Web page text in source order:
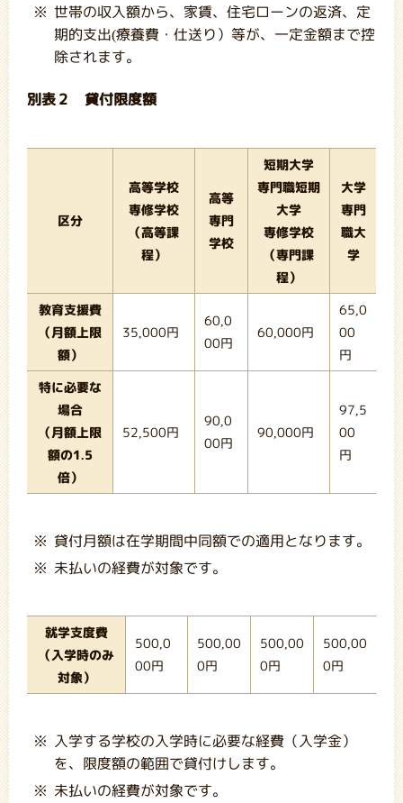
世帯の収入額から、家賃、住宅ローンの返済、定
期的支出(療養費・仕送り）等が、一定金額まで控
除されます。
別表２ 貸付限度額
区分
高等学校
専修学校
（高等課
程）
高等
専門
学校
短期大学
専門職短期
大学
専修学校
（専門課
程）
大学
専門
職大
学
教育支援費
（月額上限
額）
35,000円
60,0
00円
60,000円
65,0
00
円
特に必要な
場合
（月額上限
額の1.5
倍）
52,500円
90,0
00円
90,000円
97,5
00
円
貸付月額は在学期間中同額での適用となります。
未払いの経費が対象です。
就学支度費
（入学時のみ
対象）
500,0
00円
500,00
0円
500,00
0円
500,00
0円
入学する学校の入学時に必要な経費（入学金）
を、限度額の範囲で貸付けします。
未払いの経費が対象です。